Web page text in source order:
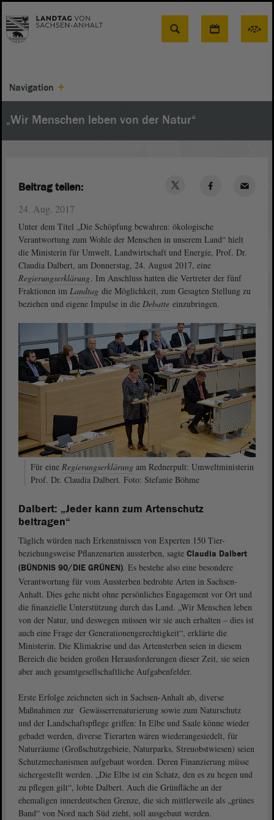
Suche
Navigation
„Wir Menschen leben von der Natur“
24. Aug. 2017
Unter dem Titel „Die Schöpfung bewahren: ökologische
Verantwortung zum Wohle der Menschen in unserem Land“ hielt
die Ministerin für Umwelt, Landwirtschaft und Energie, Prof. Dr.
Claudia Dalbert, am Donnerstag, 24. August 2017, eine
Regierungserklärung. Im Anschluss hatten die Vertreter der fünf
Fraktionen im Landtag die Möglichkeit, zum Gesagten Stellung zu
beziehen und eigene Impulse in die Debatte einzubringen.
Für eine Regierungserklärung am Rednerpult: Umweltministerin
Prof. Dr. Claudia Dalbert. Foto: Stefanie Böhme
Dalbert: „Jeder kann zum Artenschutz
beitragen“
Täglich würden nach Erkenntnissen von Experten 150 Tier-
beziehungsweise Pflanzenarten aussterben, sagte Claudia Dalbert
(BÜNDNIS 90/DIE GRÜNEN). Es bestehe also eine besondere
Verantwortung für vom Aussterben bedrohte Arten in Sachsen-
Anhalt. Dies gehe nicht ohne persönliches Engagement vor Ort und
die finanzielle Unterstützung durch das Land. „Wir Menschen leben
von der Natur, und deswegen müssen wir sie auch erhalten – dies ist
auch eine Frage der Generationengerechtigkeit“, erklärte die
Ministerin. Die Klimakrise und das Artensterben seien in diesem
Bereich die beiden großen Herausforderungen dieser Zeit, sie seien
aber auch gesamtgesellschaftliche Aufgabenfelder.
Erste Erfolge zeichneten sich in Sachsen-Anhalt ab, diverse
Maßnahmen zur Gewässerrenaturierung sowie zum Naturschutz
und der Landschaftspflege griffen: In Elbe und Saale könne wieder
gebadet werden, diverse Tierarten wären wiederangesiedelt, für
Naturräume (Großschutzgebiete, Naturparks, Streuobstwiesen) seien
Schutzmechanismen aufgebaut worden. Deren Finanzierung müsse
sichergestellt werden. „Die Elbe ist ein Schatz, den es zu hegen und
zu pflegen gilt“, lobte Dalbert. Auch die Grünfläche an der
ehemaligen innerdeutschen Grenze, die sich mittlerweile als „grünes
Band“ von Nord nach Süd zieht, soll ausgebaut werden.
Beitrag teilen: